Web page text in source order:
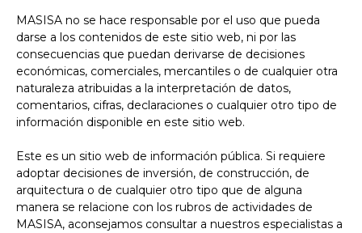
MASISA no se hace responsable por el uso que pueda
darse a los contenidos de este sitio web, ni por las
consecuencias que puedan derivarse de decisiones
económicas, comerciales, mercantiles o de cualquier otra
naturaleza atribuidas a la interpretación de datos,
comentarios, cifras, declaraciones o cualquier otro tipo de
información disponible en este sitio web.
Este es un sitio web de información pública. Si requiere
adoptar decisiones de inversión, de construcción, de
arquitectura o de cualquier otro tipo que de alguna
manera se relacione con los rubros de actividades de
MASISA, aconsejamos consultar a nuestros especialistas a